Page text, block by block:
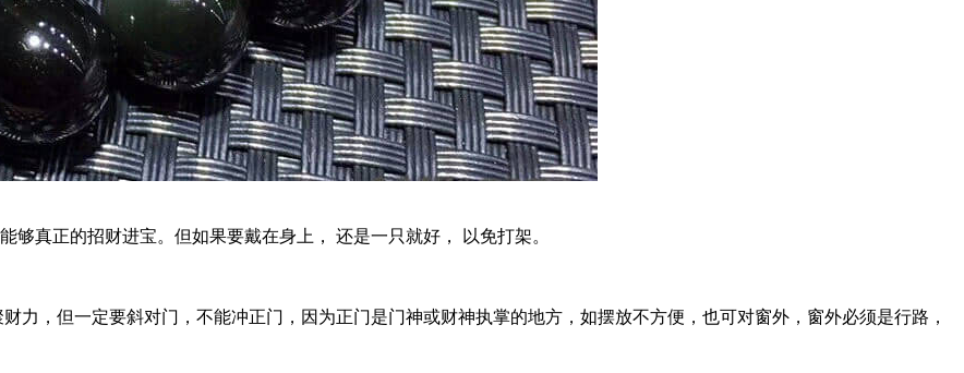
真正的招财进宝。但如果要戴在身上， 还是一只就好， 以免打架。
，但一定要斜对门，不能冲正门，因为正门是门神或财神执掌的地方，如摆放不方便，也可对窗外，窗外必须是行路，